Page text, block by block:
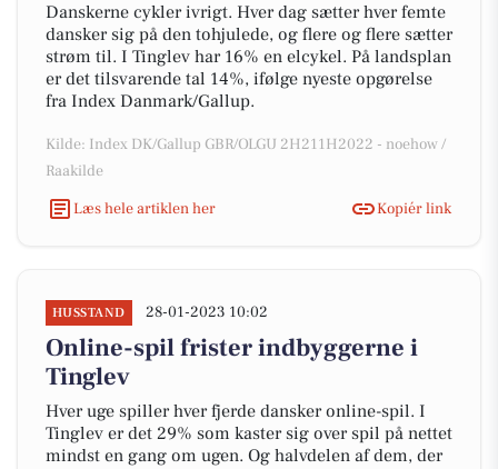
Danskerne cykler ivrigt. Hver dag sætter hver femte
dansker sig på den tohjulede, og flere og flere sætter
strøm til. I Tinglev har 16% en elcykel. På landsplan
er det tilsvarende tal 14%, ifølge nyeste opgørelse
fra Index Danmark/Gallup.
Kilde: Index DK/Gallup GBR/OLGU 2H211H2022 - noehow /
Raakilde
Læs hele artiklen her
Kopiér link
HUSSTAND 28-01-2023 10:02
Online-spil frister indbyggerne i
Tinglev
Hver uge spiller hver fjerde dansker online-spil. I
Tinglev er det 29% som kaster sig over spil på nettet
mindst en gang om ugen. Og halvdelen af dem, der